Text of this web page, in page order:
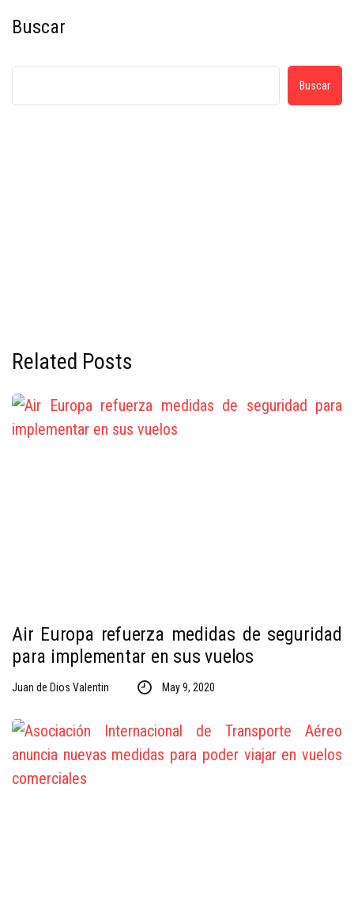
Buscar
Buscar
Related Posts
Air Europa refuerza medidas de seguridad
para implementar en sus vuelos
Juan de Dios Valentin May 9, 2020